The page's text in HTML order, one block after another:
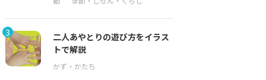
3
二人あやとりの遊び方をイラス
トで解説